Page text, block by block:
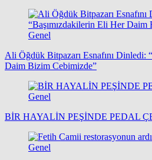
Genel
Ali Öğdük Bitpazarı Esnafını Dinledi:
Daim Bizim Cebimizde”
Genel
BİR HAYALİN PEŞİNDE PEDAL
Genel